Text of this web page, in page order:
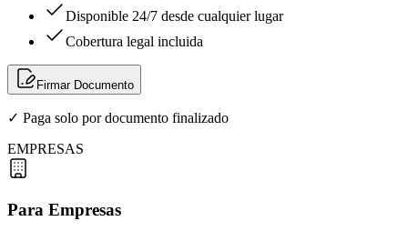
Disponible 24/7 desde cualquier lugar
Cobertura legal incluida
Firmar Documento
✓ Paga solo por documento finalizado
EMPRESAS
Para Empresas